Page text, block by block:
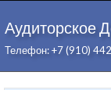
Аудиторское
Телефон: +7 (910)